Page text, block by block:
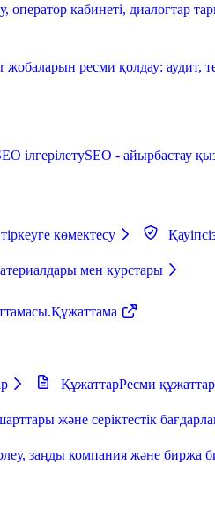
оператор кабинеті, диалогтар
ресми қолдау: аудит,
ілгерілетуSEO - айырбастау
көмектесу
мен курстары
Құжаттама
ҚұжаттарРесми
және серіктестік
заңды компания және биржа